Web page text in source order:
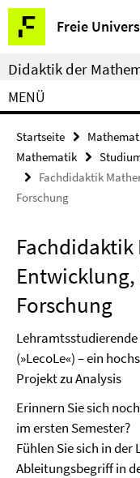
Springe
direkt
zu
Inhalt
Freie
Service-
Navigation
Didaktik der
MENÜ
Startseite
Mathematik
Fachdidaktik
Forschung
Forschung
(»LecoLe«) – ein
Projekt zu Analysis
Erinnern Sie sich
im ersten Semester?
Fühlen Sie sich in der
Ableitungsbegriff in